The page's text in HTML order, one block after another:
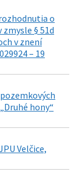
o
§ 51d
v znení
– 19
hony“
Velčice,